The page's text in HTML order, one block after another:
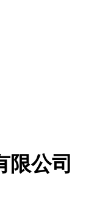
限公司